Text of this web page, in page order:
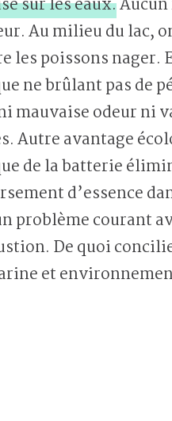
sur les eaux.
Au milieu du lac,
les poissons nager.
ne brûlant pas de
mauvaise odeur ni
Autre avantage
de la batterie
d’essence
problème courant
De quoi
et